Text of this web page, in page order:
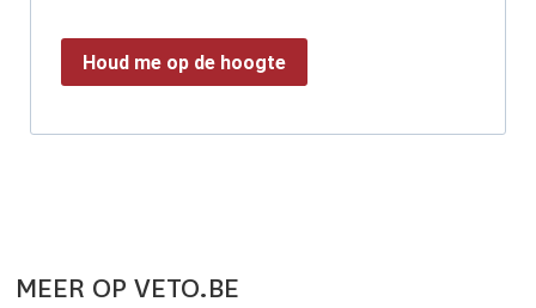
Houd me op de hoogte
MEER OP VETO.BE